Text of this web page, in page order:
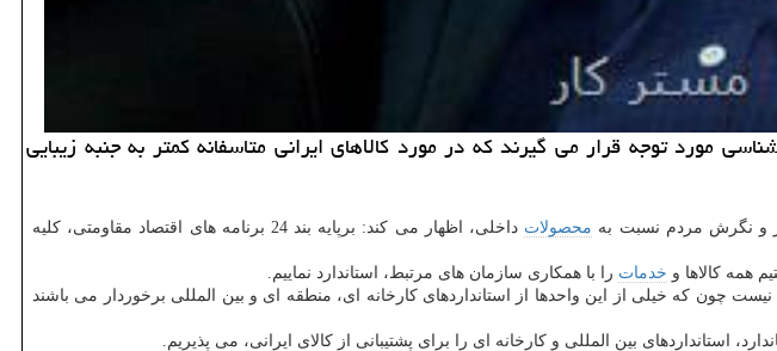
مورد توجه قرار می گیرند كه در مورد كالاهای ایرانی متاسفانه كمتر به جنبه زیبایی
و نگرش مردم نسبت به محصولات داخلی، اظهار می كند: برپایه بند 24 برنامه های اقتصاد مقاومتی، كلیه
همه كالاها و خدمات را با همكاری سازمان های مرتبط، استاندارد نماییم.
نیست چون كه خیلی از این واحدها از استانداردهای كارخانه ای، منطقه ای و بین المللی برخوردار می باشند
بین المللی و كارخانه ای را برای پشتیبانی از كالای ایرانی، می پذیریم.